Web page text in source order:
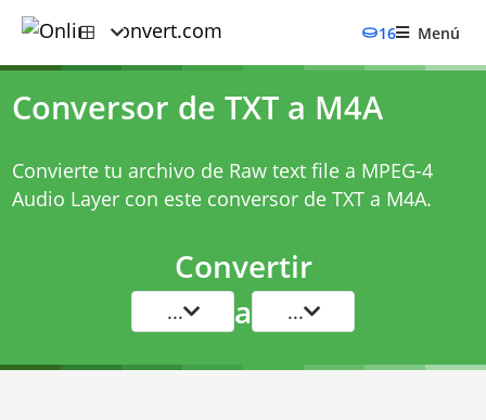
16 Menú
Conversor de TXT a M4A
Convierte tu archivo de Raw text file a MPEG-4
Audio Layer con este conversor de TXT a M4A.
Convertir
... a ...